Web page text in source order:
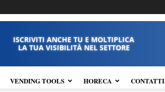
ISCRIVITI ANCHE TU E MOLTIPLICA
LA TUA VISIBILITÀ NEL SETTORE
VENDING TOOLS HORECA CONTATTI